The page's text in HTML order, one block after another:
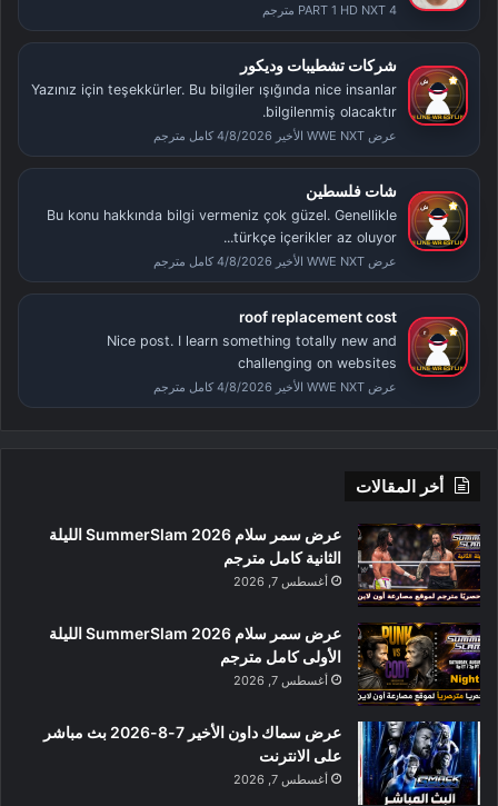
PART 1 HD NXT 4 مترجم
شركات تشطيبات وديكور
Yazınız için teşekkürler. Bu bilgiler ışığında nice insanlar
bilgilenmiş olacaktır.
عرض WWE NXT الأخير 4/8/2026 كامل مترجم
شات فلسطين
Bu konu hakkında bilgi vermeniz çok güzel. Genellikle
türkçe içerikler az oluyor...
عرض WWE NXT الأخير 4/8/2026 كامل مترجم
roof replacement cost
Nice post. I learn something totally new and
challenging on websites
عرض WWE NXT الأخير 4/8/2026 كامل مترجم
أخر المقالات
عرض سمر سلام SummerSlam 2026 الليلة
الثانية كامل مترجم
أغسطس 7, 2026
عرض سمر سلام SummerSlam 2026 الليلة
الأولى كامل مترجم
أغسطس 7, 2026
عرض سماك داون الأخير 7-8-2026 بث مباشر
على الانترنت
أغسطس 7, 2026